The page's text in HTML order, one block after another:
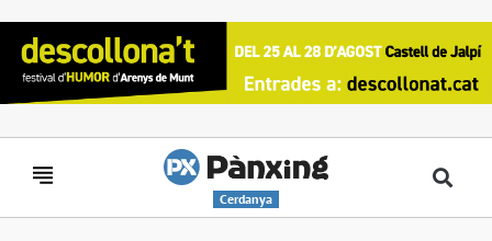
Cerdanya